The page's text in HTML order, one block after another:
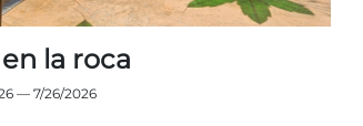
la roca
— 7/26/2026